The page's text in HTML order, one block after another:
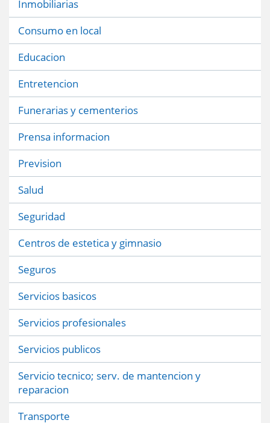
Inmobiliarias
Consumo en local
Educacion
Entretencion
Funerarias y cementerios
Prensa informacion
Prevision
Salud
Seguridad
Centros de estetica y gimnasio
Seguros
Servicios basicos
Servicios profesionales
Servicios publicos
Servicio tecnico; serv. de mantencion y
reparacion
Transporte